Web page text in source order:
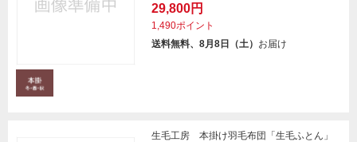
29,800円
1,490ポイント
送料無料、8月8日（土） お届け
生毛工房 本掛け羽毛布団「生毛ふとん」